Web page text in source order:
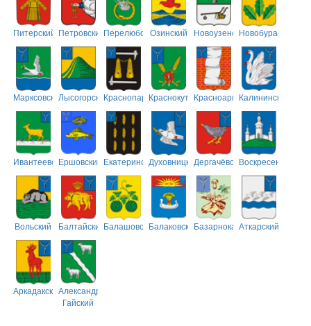
Питерский ПетровскийПерелюбскийОзинский НовоузенскийНовобурасский
МарксовскийЛысогорскийКраснопартизанский
КраснокутскийКрасноармейский
Калининский
ИвантеевскийЕршовский ЕкатериновскийДуховницкийДергачёвскийВоскресенский
Вольский БалтайскийБалашовскийБалаковскийБазарнокарабулакский
Аткарский
АркадакскийАлександрово-
Гайский